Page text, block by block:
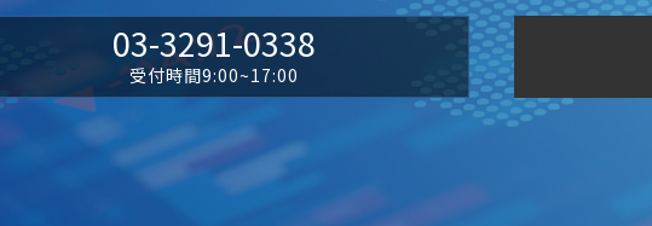
03-3291-0338
受付時間9:00~17:00